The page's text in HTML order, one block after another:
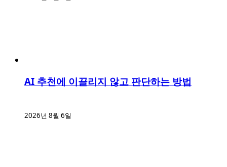
AI 추천에 이끌리지 않고 판단하는 방법
2026년 8월 6일